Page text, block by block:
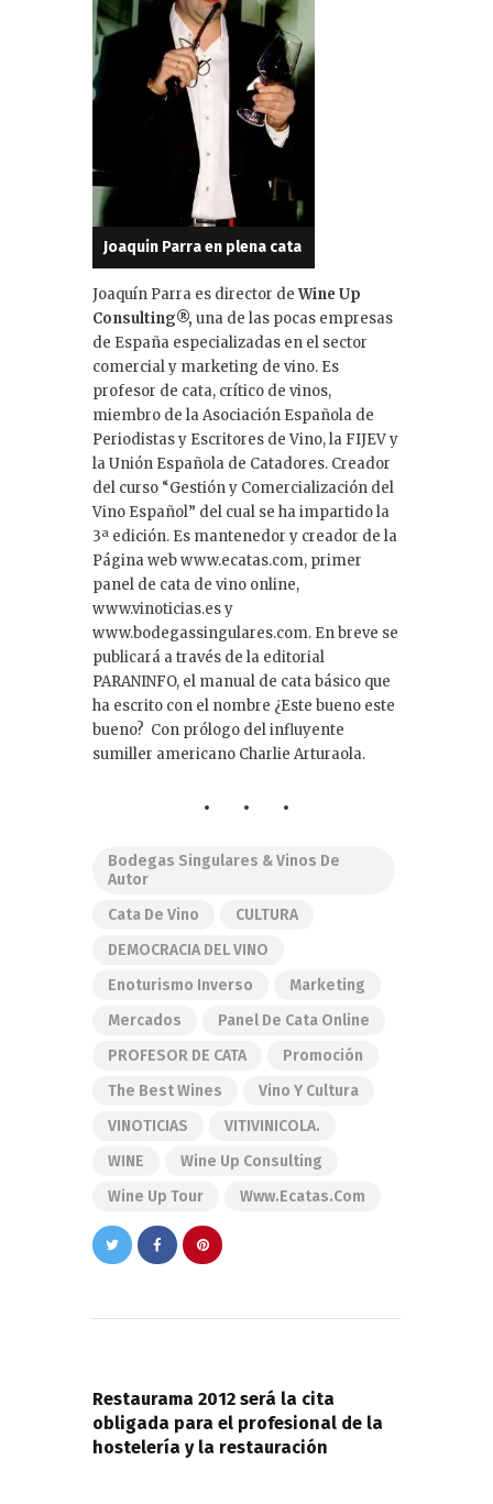
Joaquin Parra en plena cata
Joaquín Parra es director deWine Up
Consulting®, una de las pocas empresas
de España especializadas en el sector
comercial y marketing de vino. Es
profesor de cata, crítico de vinos,
miembro de la Asociación Española de
Periodistas y Escritores de Vino, la FIJEV y
la Unión Española de Catadores. Creador
del curso “Gestión y Comercialización del
Vino Español” del cual se ha impartido la
3ª edición. Es mantenedor y creador de la
Página web www.ecatas.com, primer
panel de cata de vino online,
www.vinoticias.es y
www.bodegassingulares.com. En breve se
publicará a través de la editorial
PARANINFO, el manual de cata básico que
ha escrito con el nombre ¿Este bueno este
bueno? Con prólogo del influyente
sumiller americano Charlie Arturaola.
Bodegas Singulares & Vinos De
Autor
Cata De Vino
CULTURA
DEMOCRACIA DEL VINO
Enoturismo Inverso
Marketing
Mercados
Panel De Cata Online
PROFESOR DE CATA
Promoción
The Best Wines
Vino Y Cultura
VINOTICIAS
VITIVINICOLA.
WINE
Wine Up Consulting
Wine Up Tour
Www.ecatas.com
entradas
Restaurama 2012 será la cita
obligada para el profesional de la
hostelería y la restauración